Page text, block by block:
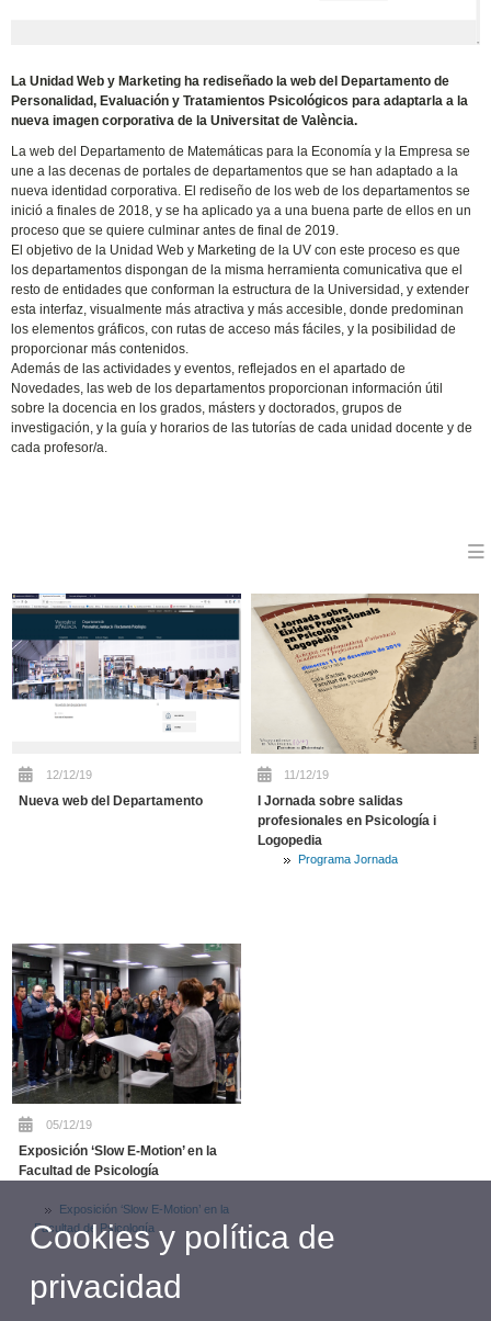
La Unidad Web y Marketing ha rediseñado la web del Departamento de
Personalidad, Evaluación y Tratamientos Psicológicos para adaptarla a la
nueva imagen corporativa de la Universitat de València.
La web del Departamento de Matemáticas para la Economía y la Empresa se
une a las decenas de portales de departamentos que se han adaptado a la
nueva identidad corporativa. El rediseño de los web de los departamentos se
inició a finales de 2018, y se ha aplicado ya a una buena parte de ellos en un
proceso que se quiere culminar antes de final de 2019.
El objetivo de la Unidad Web y Marketing de la UV con este proceso es que
los departamentos dispongan de la misma herramienta comunicativa que el
resto de entidades que conforman la estructura de la Universidad, y extender
esta interfaz, visualmente más atractiva y más accesible, donde predominan
los elementos gráficos, con rutas de acceso más fáciles, y la posibilidad de
proporcionar más contenidos.
Además de las actividades y eventos, reflejados en el apartado de
Novedades, las web de los departamentos proporcionan información útil
sobre la docencia en los grados, másters y doctorados, grupos de
investigación, y la guía y horarios de las tutorías de cada unidad docente y de
cada profesor/a.
12/12/19
Nueva web del Departamento
11/12/19
I Jornada sobre salidas
profesionales en Psicología i
Logopedia
Programa Jornada
05/12/19
Exposición ‘Slow E-Motion’ en la
Facultad de Psicología
Exposición ‘Slow E-Motion’ en la
Facultad de Psicología
Cookies y política de
privacidad